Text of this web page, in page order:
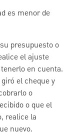
es menor de
presupuesto o
el ajuste
en cuenta.
el cheque y
o
o que el
realice la
nuevo.